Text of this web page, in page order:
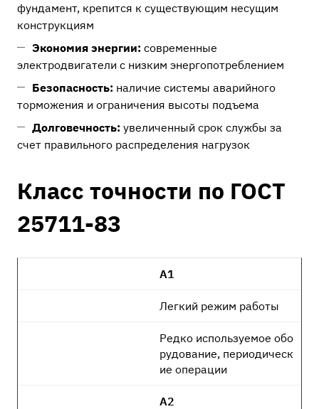
фундамент, крепится к существующим несущим
конструкциям
Экономия энергии: современные
электродвигатели с низким энергопотреблением
Безопасность: наличие системы аварийного
торможения и ограничения высоты подъема
Долговечность: увеличенный срок службы за
счет правильного распределения нагрузок
Класс точности по ГОСТ
25711-83
А1
Легкий режим работы
Редко используемое обо
рудование, периодическ
ие операции
А2